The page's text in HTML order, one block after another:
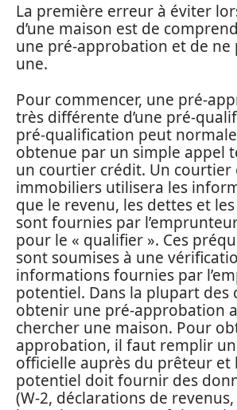
La première erreur à éviter
d’une maison est de
une pré-approbation et de ne
une.
Pour commencer, une pré-
très différente d’une pré-
pré-qualification peut
obtenue par un simple appel
un courtier crédit. Un courtier
immobiliers utilisera les
que le revenu, les dettes et
sont fournies par
pour le « qualifier ». Ces
sont soumises à une
informations fournies par
potentiel. Dans la plupart des
obtenir une pré-approbation
chercher une maison. Pour
approbation, il faut remplir
officielle auprès du prêteur et
potentiel doit fournir des
(W-2, déclarations de